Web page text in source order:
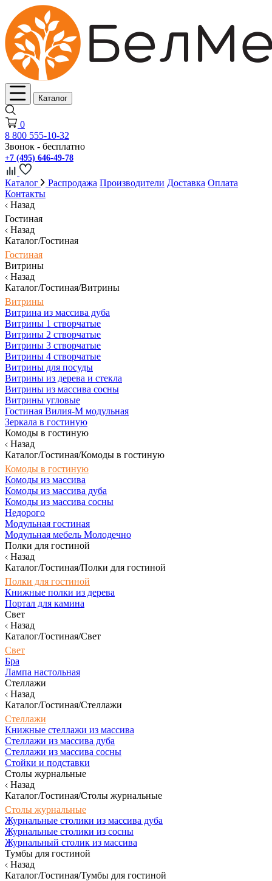
Каталог
0
8 800 555-10-32
Звонок - бесплатно
+7 (495) 646-49-78
Каталог Распродажа Производители Доставка Оплата
Контакты
Назад
Гостиная
Назад
Каталог/Гостиная
Гостиная
Витрины
Назад
Каталог/Гостиная/Витрины
Витрины
Витрина из массива дуба
Витрины 1 створчатые
Витрины 2 створчатые
Витрины 3 створчатые
Витрины 4 створчатые
Витрины для посуды
Витрины из дерева и стекла
Витрины из массива сосны
Витрины угловые
Гостиная Вилия-М модульная
Зеркала в гостиную
Комоды в гостиную
Назад
Каталог/Гостиная/Комоды в гостиную
Комоды в гостиную
Комоды из массива
Комоды из массива дуба
Комоды из массива сосны
Недорого
Модульная гостиная
Модульная мебель Молодечно
Полки для гостиной
Назад
Каталог/Гостиная/Полки для гостиной
Полки для гостиной
Книжные полки из дерева
Портал для камина
Свет
Назад
Каталог/Гостиная/Свет
Свет
Бра
Лампа настольная
Стеллажи
Назад
Каталог/Гостиная/Стеллажи
Стеллажи
Книжные стеллажи из массива
Стеллажи из массива дуба
Стеллажи из массива сосны
Стойки и подставки
Столы журнальные
Назад
Каталог/Гостиная/Столы журнальные
Столы журнальные
Журнальные столики из массива дуба
Журнальные столики из сосны
Журнальный столик из массива
Тумбы для гостиной
Назад
Каталог/Гостиная/Тумбы для гостиной